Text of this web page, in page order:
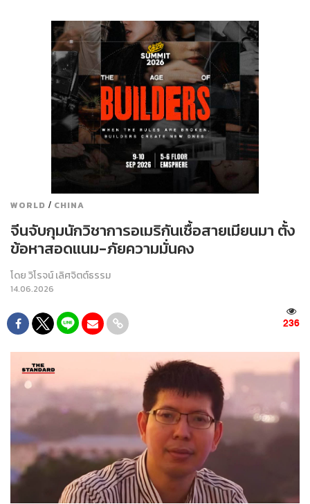
WORLD / CHINA
จีนจับกุมนักวิชาการอเมริกันเชื้อสายเมียนมา ตั้ง
ข้อหาสอดแนม-ภัยความมั่นคง
โดยวิโรจน์ เลิศจิตต์ธรรม
14.06.2026
236